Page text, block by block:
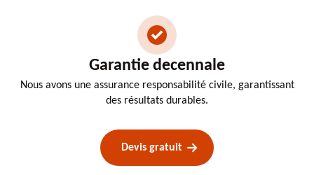
Garantie decennale
Nous avons une assurance responsabilité civile, garantissant
des résultats durables.
Devis gratuit